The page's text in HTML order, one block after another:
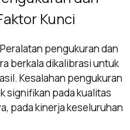
Kunci
pengukuran dan
berkala dikalibrasi untuk
Kesalahan pengukuran
signifikan pada kualitas
pada kinerja keseluruhan